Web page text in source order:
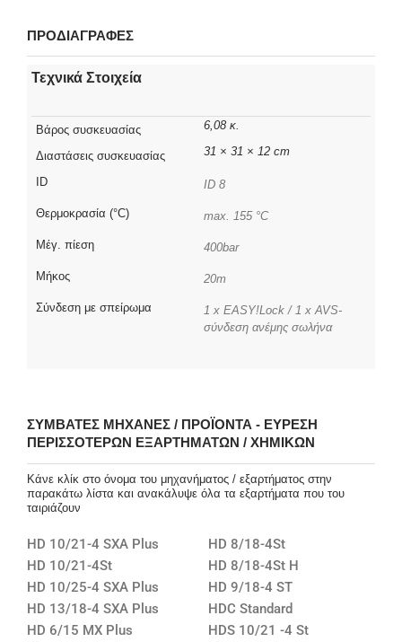
ΠΡΟΔΙΑΓΡΑΦΕΣ
Τεχνικά Στοιχεία
Βάρος συσκευασίας 6,08 κ.
Διαστάσεις συσκευασίας 31 × 31 × 12 cm
ID ID 8
Θερμοκρασία (°C) max. 155 °C
Μέγ. πίεση 400bar
Μήκος 20m
Σύνδεση με σπείρωμα
1 x EASY!Lock / 1 x AVS-
σύνδεση ανέμης σωλήνα
ΣΥΜΒΑΤΈΣ ΜΗΧΑΝΈΣ / ΠΡΟΪΌΝΤΑ - ΕΎΡΕΣΗ
ΠΕΡΙΣΣΌΤΕΡΩΝ ΕΞΑΡΤΗΜΆΤΩΝ / ΧΗΜΙΚΏΝ
Κάνε κλίκ στο όνομα του μηχανήματος / εξαρτήματος στην
παρακάτω λίστα και ανακάλυψε όλα τα εξαρτήματα που του
ταιριάζουν
HD 10/21-4 SXA Plus
HD 10/21-4St
HD 10/25-4 SXA Plus
HD 13/18-4 SXA Plus
HD 6/15 MX Plus
HD 8/18-4St
HD 8/18-4St H
HD 9/18-4 ST
HDC Standard
HDS 10/21 -4 St